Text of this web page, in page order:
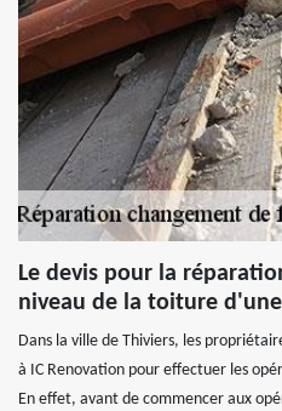
Le devis pour la
niveau de la toiture
Dans la ville de Thiviers, les
à IC Renovation pour effectuer les
En effet, avant de commencer aux